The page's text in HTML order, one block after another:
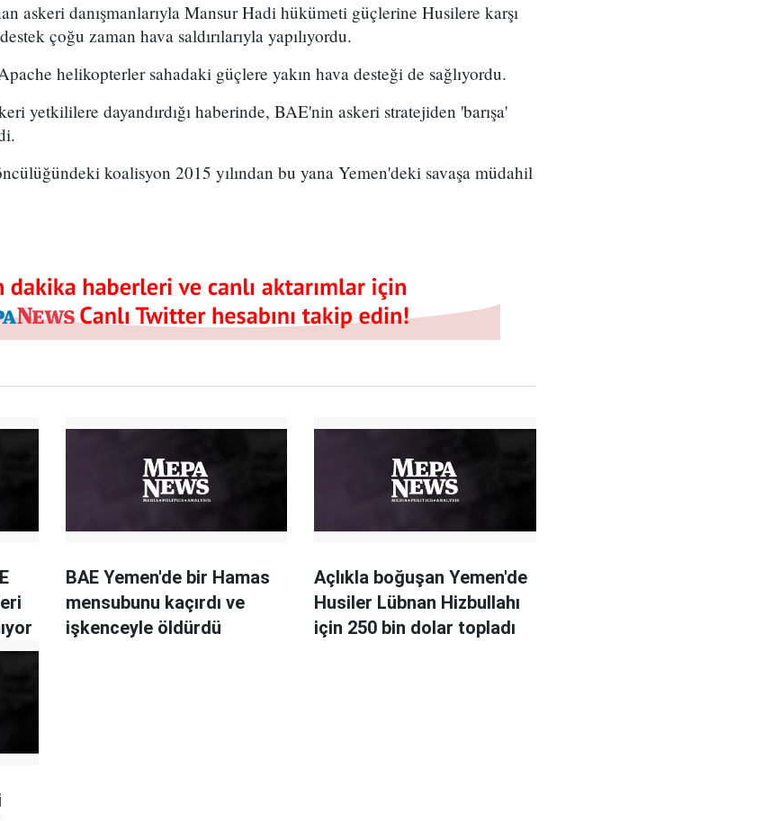
askeri danışmanlarıyla Mansur Hadi hükümeti güçlerine Husilere karşı
çoğu zaman hava saldırılarıyla yapılıyordu.
helikopterler sahadaki güçlere yakın hava desteği de sağlıyordu.
yetkililere dayandırdığı haberinde, BAE'nin askeri stratejiden 'barışa'
koalisyon 2015 yılından bu yana Yemen'deki savaşa müdahil
BAE Yemen'de bir Hamas
mensubunu kaçırdı ve
işkenceyle öldürdü
Açlıkla boğuşan Yemen'de
Husiler Lübnan Hizbullahı
için 250 bin dolar topladı